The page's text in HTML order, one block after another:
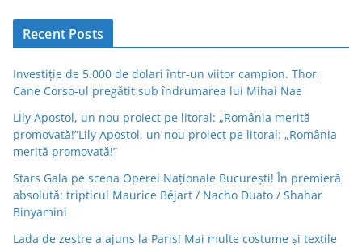
Recent Posts
Investiție de 5.000 de dolari într-un viitor campion. Thor,
Cane Corso-ul pregătit sub îndrumarea lui Mihai Nae
Lily Apostol, un nou proiect pe litoral: „România merită
promovată!”Lily Apostol, un nou proiect pe litoral: „România
merită promovată!”
Stars Gala pe scena Operei Naționale București! În premieră
absolută: tripticul Maurice Béjart / Nacho Duato / Shahar
Binyamini
Lada de zestre a ajuns la Paris! Mai multe costume și textile